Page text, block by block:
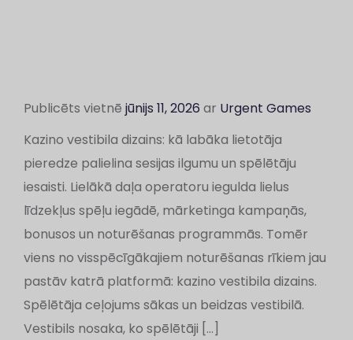
Publicēts vietnē jūnijs 11, 2026 ar Urgent Games
Kazino vestibila dizains: kā labāka lietotāja
pieredze palielina sesijas ilgumu un spēlētāju
iesaisti. Lielākā daļa operatoru iegulda lielus
līdzekļus spēļu iegādē, mārketinga kampaņās,
bonusos un noturēšanas programmās. Tomēr
viens no visspēcīgākajiem noturēšanas rīkiem jau
pastāv katrā platformā: kazino vestibila dizains.
Spēlētāja ceļojums sākas un beidzas vestibilā.
Vestibils nosaka, ko spēlētāji […]